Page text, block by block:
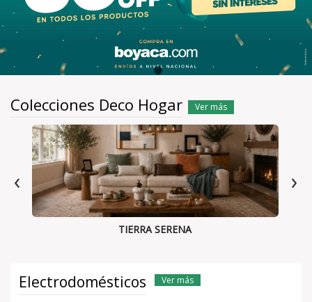
Colecciones Deco Hogar Ver más
TIERRA SERENA
‹ ›
Electrodomésticos Ver más